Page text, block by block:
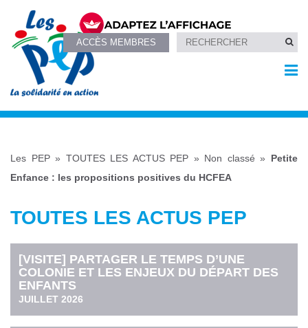
ACCÈS MEMBRES
Les PEP» TOUTES LES ACTUS PEP » Non classé » Petite
Enfance : les propositions positives du HCFEA
TOUTES LES ACTUS PEP
[VISITE] PARTAGER LE TEMPS D’UNE
COLONIE ET LES ENJEUX DU DÉPART DES
ENFANTS
JUILLET 2026